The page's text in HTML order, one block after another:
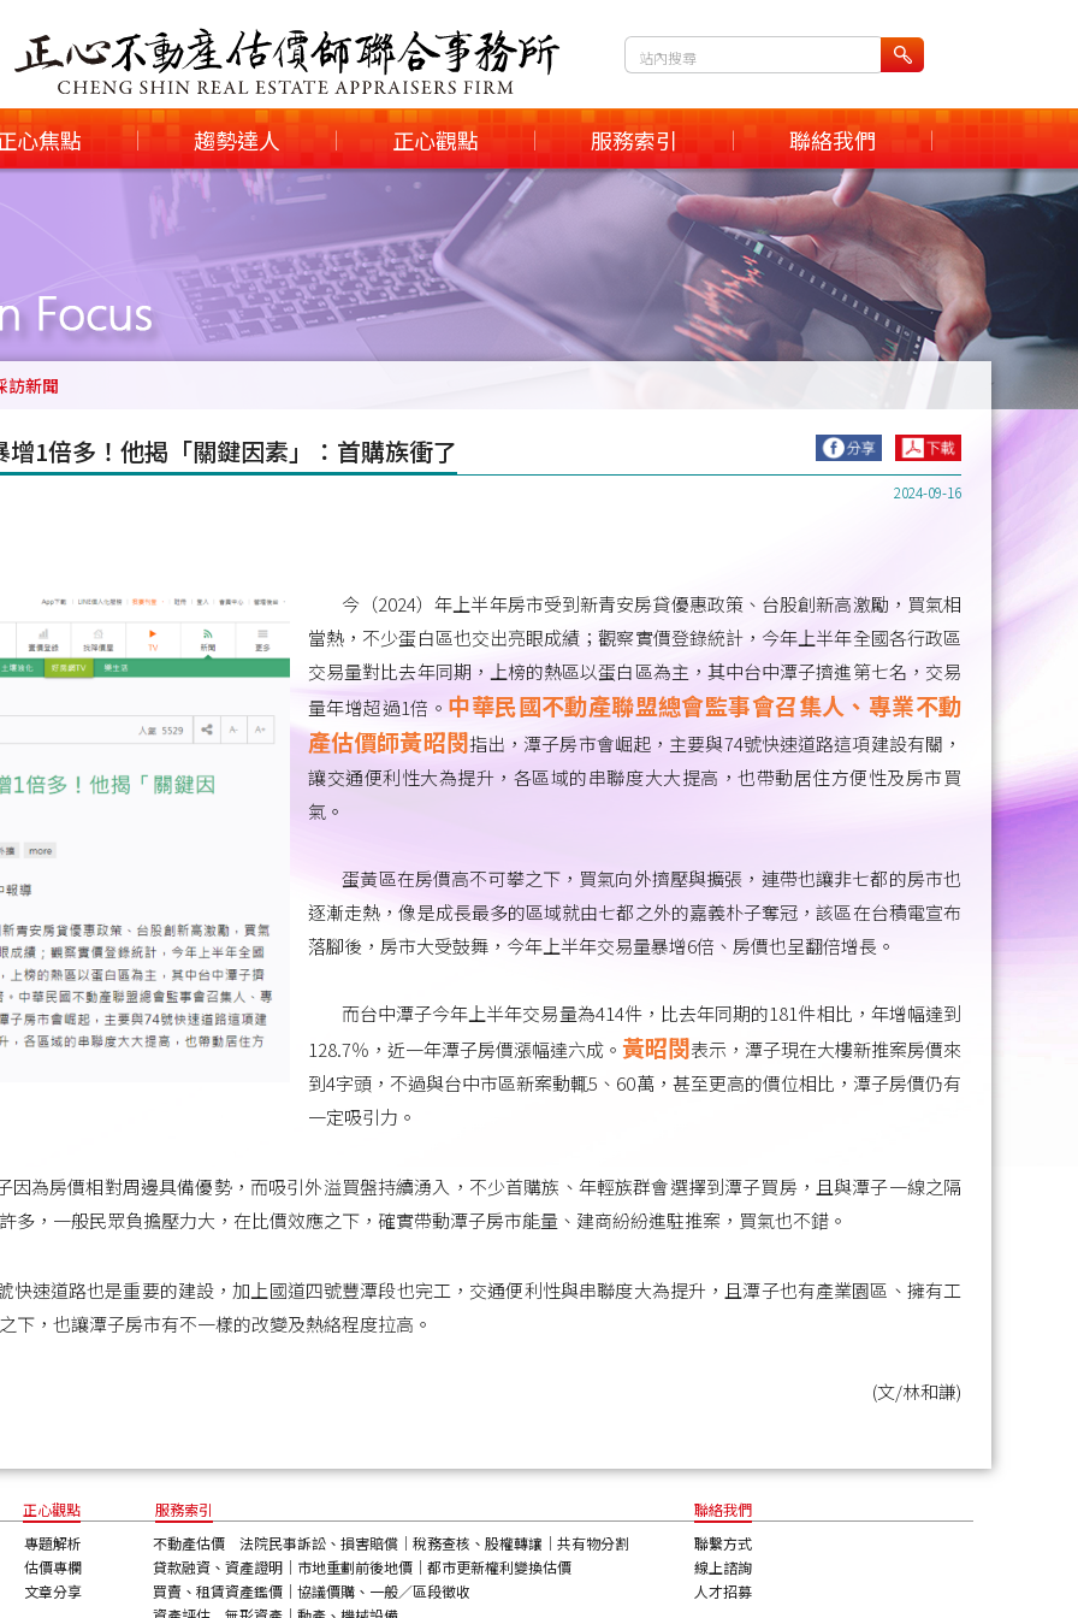
心焦點 | 趨勢達人 | 正心觀點 | 服務索引 | 聯絡我們 |
訪新聞
1倍多！他揭「關鍵因素」：首購族衝了
2024-09-16
今（2024）年上半年房市受到新青安房貸優惠政策、台股創新高激勵，買氣相
當熱，不少蛋白區也交出亮眼成績；觀察實價登錄統計，今年上半年全國各行政區
交易量對比去年同期，上榜的熱區以蛋白區為主，其中台中潭子擠進第七名，交易
量年增超過1倍。 中華民國不動產聯盟總會監事會召集人、專業不動
產估價師黃昭閔指出，潭子房市會崛起，主要與74號快速道路這項建設有關，
讓交通便利性大為提升，各區域的串聯度大大提高，也帶動居住方便性及房市買
氣。
蛋黃區在房價高不可攀之下，買氣向外擠壓與擴張，連帶也讓非七都的房市也
逐漸走熱，像是成長最多的區域就由七都之外的嘉義朴子奪冠，該區在台積電宣布
落腳後，房市大受鼓舞，今年上半年交易量暴增6倍、房價也呈翻倍增長。
而台中潭子今年上半年交易量為414件，比去年同期的181件相比，年增幅達到
128.7％，近一年潭子房價漲幅達六成。 黃昭閔表示，潭子現在大樓新推案房價來
到4字頭，不過與台中市區新案動輒5、60萬，甚至更高的價位相比，潭子房價仍有
一定吸引力。
因為房價相對周邊具備優勢，而吸引外溢買盤持續湧入，不少首購族、年輕族群會選擇到潭子買房，且與潭子一線之隔
多，一般民眾負擔壓力大，在比價效應之下，確實帶動潭子房市能量、建商紛紛進駐推案，買氣也不錯。
快速道路也是重要的建設，加上國道四號豐潭段也完工，交通便利性與串聯度大為提升，且潭子也有產業園區、擁有工
下，也讓潭子房市有不一樣的改變及熱絡程度拉高。
(文/林和謙)
正心觀點 服務索引
聯絡我們
專題解析
估價專欄
文章分享
不動產估價 法院民事訴訟、損害賠償 ｜ 稅務查核、股權轉讓 ｜ 共有物分割
貸款融資、資產證明 ｜ 市地重劃前後地價 ｜ 都市更新權利變換估價
買賣、租賃資產鑑價 ｜ 協議價購、一般∕區段徵收
聯繫方式
線上諮詢
人才招募